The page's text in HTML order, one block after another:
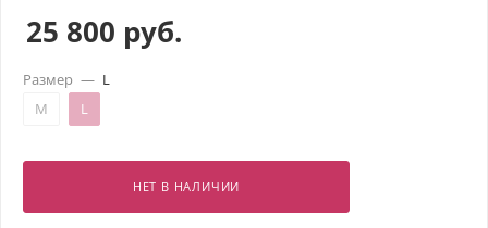
25 800 руб.
Размер — L
M
L
НЕТ В НАЛИЧИИ